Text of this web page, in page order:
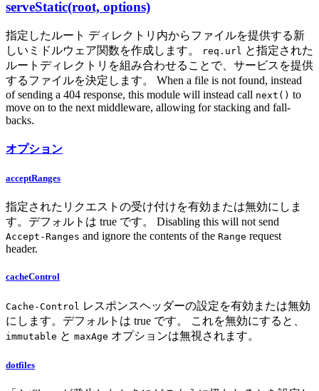
serveStatic(root, options)
指定したルート ディレクトリ内からファイルを提供する新
しいミドルウェア関数を作成します。
req.url と指定された
ルートディレクトリを組み合わせることで、サービスを提供
するファイルを決定します。 When a file is not found, instead
of sending a 404 response, this module will instead call next() to
move on to the next middleware, allowing for stacking and fall-
backs.
オプション
acceptRanges
指定されたリクエストの受け付けを有効または無効にしま
す。デフォルトは true です。 Disabling this will not send
Accept-Ranges and ignore the contents of the Range request
header.
cacheControl
Cache-Control レスポンスヘッダーの設定を有効または無効
にします。デフォルトは true です。 これを無効にすると、
immutable と maxAge オプションは無視されます。
dotfiles